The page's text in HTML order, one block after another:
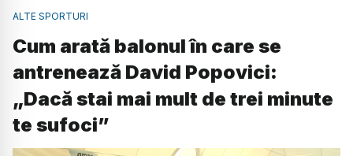
ALTE SPORTURI
Cum arată balonul în care se
antrenează David Popovici:
„Dacă stai mai mult de trei minute
te sufoci”